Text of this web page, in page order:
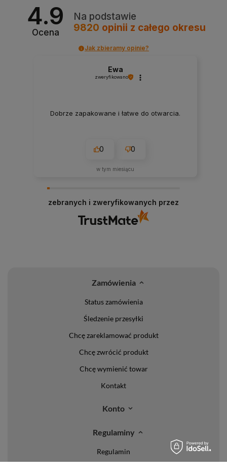
4.9
Ocena
Na podstawie
9820 opinii z całego okresu
Jak zbieramy opinie?
Ewa
zweryfikowano
Dobrze zapakowane i łatwe do otwarcia.
0 0
w tym miesiącu
zebranych i zweryfikowanych przez
Zamówienia
Status zamówienia
Śledzenie przesyłki
Chcę zareklamować produkt
Chcę zwrócić produkt
Chcę wymienić towar
Kontakt
Konto
Regulaminy
Regulamin